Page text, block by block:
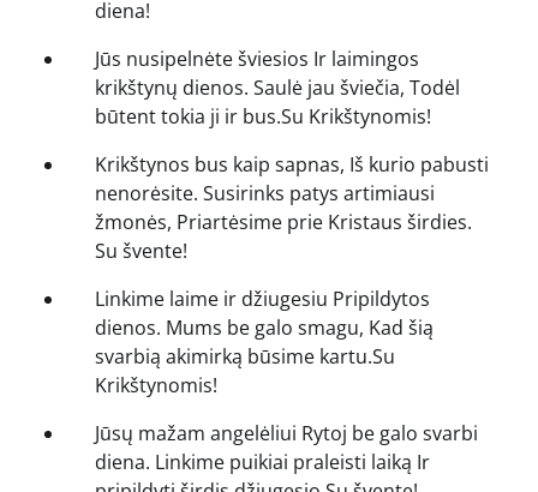
diena!
Jūs nusipelnėte šviesios Ir laimingos
krikštynų dienos. Saulė jau šviečia, Todėl
būtent tokia ji ir bus.Su Krikštynomis!
Krikštynos bus kaip sapnas, Iš kurio pabusti
nenorėsite. Susirinks patys artimiausi
žmonės, Priartėsime prie Kristaus širdies.
Su švente!
Linkime laime ir džiugesiu Pripildytos
dienos. Mums be galo smagu, Kad šią
svarbią akimirką būsime kartu.Su
Krikštynomis!
Jūsų mažam angelėliui Rytoj be galo svarbi
diena. Linkime puikiai praleisti laiką Ir